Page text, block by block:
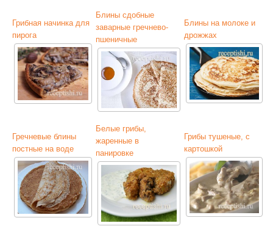
Грибная начинка для
пирога
Блины сдобные
заварные гречнево-
пшеничные
Блины на молоке и
дрожжах
Гречневые блины
постные на воде
Белые грибы,
жаренные в
панировке
Грибы тушеные, с
картошкой